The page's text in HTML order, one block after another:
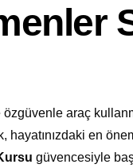
özgüvenle araç
en
güvencesiyle